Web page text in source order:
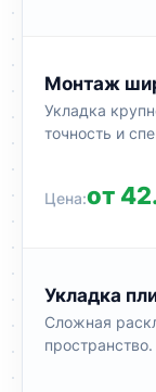
Монтаж
Укладка
точность и
от
Укладка
Сложная